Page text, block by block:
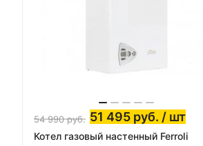
54 990руб. 51 495 руб. / шт
Котел газовый настенный Ferroli